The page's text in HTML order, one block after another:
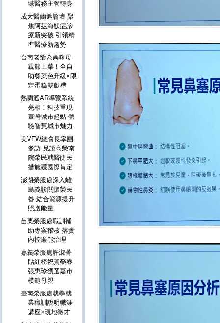
域醫務主管轉身
成大醫蘭遮論壇 聚
焦阿茲海默症診
療新突破 引領精
準醫療新趨勢
台南老爺為媽咪母
親節上菜！全自
助餐菜色升級×限
定蛋糕雙獻禮
熱蘭遮AR導覽系統
亮相！科技重現
臺灣城市起點 體
驗智慧城市魅力
美VFW總會長率團
參訪 見證高榮南
院榮民就醫便民
措施獲國際肯定
澎湖榮服處深入離
島義診關懷榮民
眷 結合資源提升
照護能量
苗栗榮服處職訓補
助專案稽核 落實
內控廉能治理
嘉義榮服處許淑菁
貼紅榜祝賀榮眷
張惠珍獲選嘉市
模範母親
臺南榮服處就學就
業職訓說明職涯
講座×現地徵才